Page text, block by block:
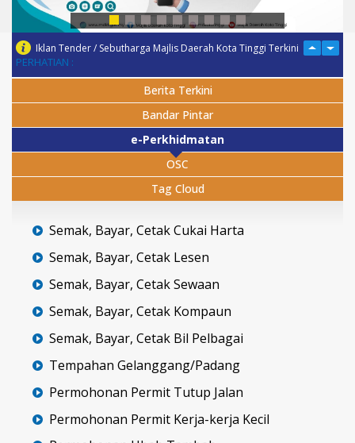
PERHATIAN :
Iklan Tender / Sebutharga Majlis Daerah Kota Tinggi Terkini
Berita Terkini
Bandar Pintar
e-Perkhidmatan
OSC
Tag Cloud
Semak, Bayar, Cetak Cukai Harta
Semak, Bayar, Cetak Lesen
Semak, Bayar, Cetak Sewaan
Semak, Bayar, Cetak Kompaun
Semak, Bayar, Cetak Bil Pelbagai
Tempahan Gelanggang/Padang
Permohonan Permit Tutup Jalan
Permohonan Permit Kerja-kerja Kecil